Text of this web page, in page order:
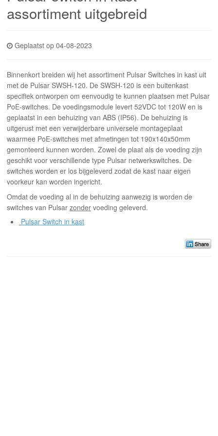
assortiment uitgebreid
Geplaatst op 04-08-2023
Binnenkort breiden wij het assortiment Pulsar Switches in kast uit
met de Pulsar SWSH-120. De SWSH-120 is een buitenkast
specifiek ontworpen om eenvoudig te kunnen plaatsen met Pulsar
PoE-switches. De voedingsmodule levert 52VDC tot 120W en is
geplaatst in een behuizing van ABS (IP56). De behuizing is
uitgerust met een verwijderbare universele montageplaat
waarmee PoE-switches met afmetingen tot 190x140x50mm
gemonteerd kunnen worden. Zowel de plaat als de voeding zijn
geschikt voor verschillende type Pulsar netwerkswitches. De
switches worden er los bijgeleverd zodat de kast naar eigen
voorkeur kan worden ingericht.
Omdat de voeding al in de behuizing aanwezig is worden de
switches van Pulsar zonder voeding geleverd.
Pulsar Switch in kast